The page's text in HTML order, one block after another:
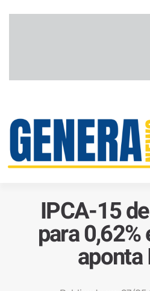
IPCA-15
para
aponta